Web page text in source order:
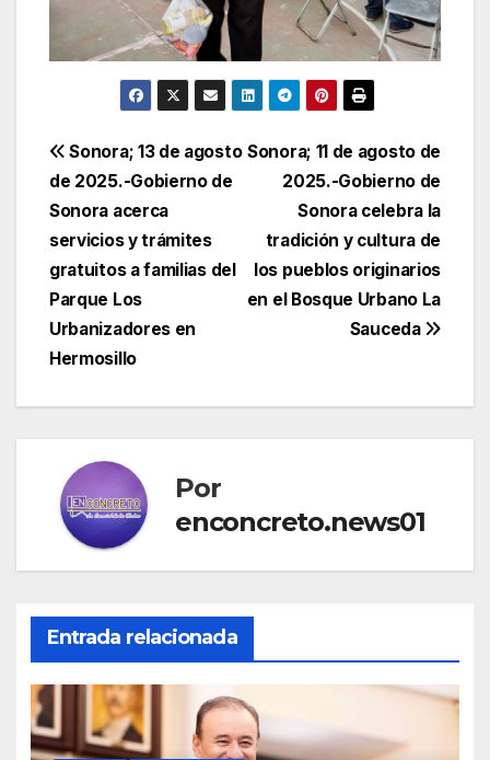
Navegación
de
entradas
Sonora; 11 de agosto de
2025.-Gobierno de
Sonora celebra la
tradición y cultura de
los pueblos originarios
en el Bosque Urbano La
Sauceda
Sonora; 13 de agosto
de 2025.-Gobierno de
Sonora acerca
servicios y trámites
gratuitos a familias del
Parque Los
Urbanizadores en
Hermosillo
Por
enconcreto.news01
Entrada relacionada